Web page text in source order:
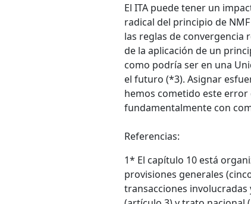
El ITA puede tener un
radical del principio de
las reglas de convergencia
de la aplicación de un
como podría ser en una
el futuro (*3). Asignar
hemos cometido este error
fundamentalmente con
Referencias:
1* El capítulo 10 está
provisiones generales
transacciones involucradas